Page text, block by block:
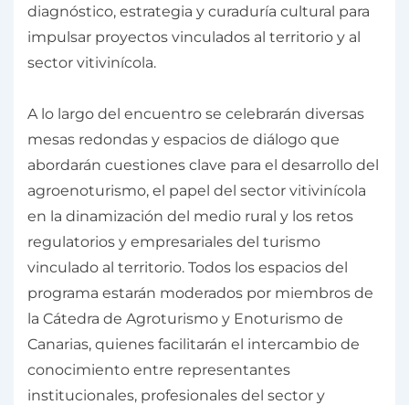
diagnóstico, estrategia y curaduría cultural para
impulsar proyectos vinculados al territorio y al
sector vitivinícola.
A lo largo del encuentro se celebrarán diversas
mesas redondas y espacios de diálogo que
abordarán cuestiones clave para el desarrollo del
agroenoturismo, el papel del sector vitivinícola
en la dinamización del medio rural y los retos
regulatorios y empresariales del turismo
vinculado al territorio. Todos los espacios del
programa estarán moderados por miembros de
la Cátedra de Agroturismo y Enoturismo de
Canarias, quienes facilitarán el intercambio de
conocimiento entre representantes
institucionales, profesionales del sector y